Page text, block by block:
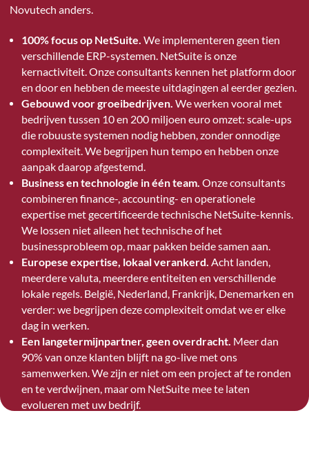
Novutech anders.
100% focus op NetSuite.We implementeren geen tien
verschillende ERP-systemen. NetSuite is onze
kernactiviteit. Onze consultants kennen het platform door
en door en hebben de meeste uitdagingen al eerder gezien.
Gebouwd voor groeibedrijven.We werken vooral met
bedrijven tussen 10 en 200 miljoen euro omzet: scale-ups
die robuuste systemen nodig hebben, zonder onnodige
complexiteit. We begrijpen hun tempo en hebben onze
aanpak daarop afgestemd.
Business en technologie in één team.Onze consultants
combineren finance-, accounting- en operationele
expertise met gecertificeerde technische NetSuite-kennis.
We lossen niet alleen het technische of het
businessprobleem op, maar pakken beide samen aan.
Europese expertise, lokaal verankerd.Acht landen,
meerdere valuta, meerdere entiteiten en verschillende
lokale regels. België, Nederland, Frankrijk, Denemarken en
verder: we begrijpen deze complexiteit omdat we er elke
dag in werken.
Een langetermijnpartner, geen overdracht. Meer dan
90% van onze klanten blijft na go-live met ons
samenwerken. We zijn er niet om een project af te ronden
en te verdwijnen, maar om NetSuite mee te laten
evolueren met uw bedrijf.